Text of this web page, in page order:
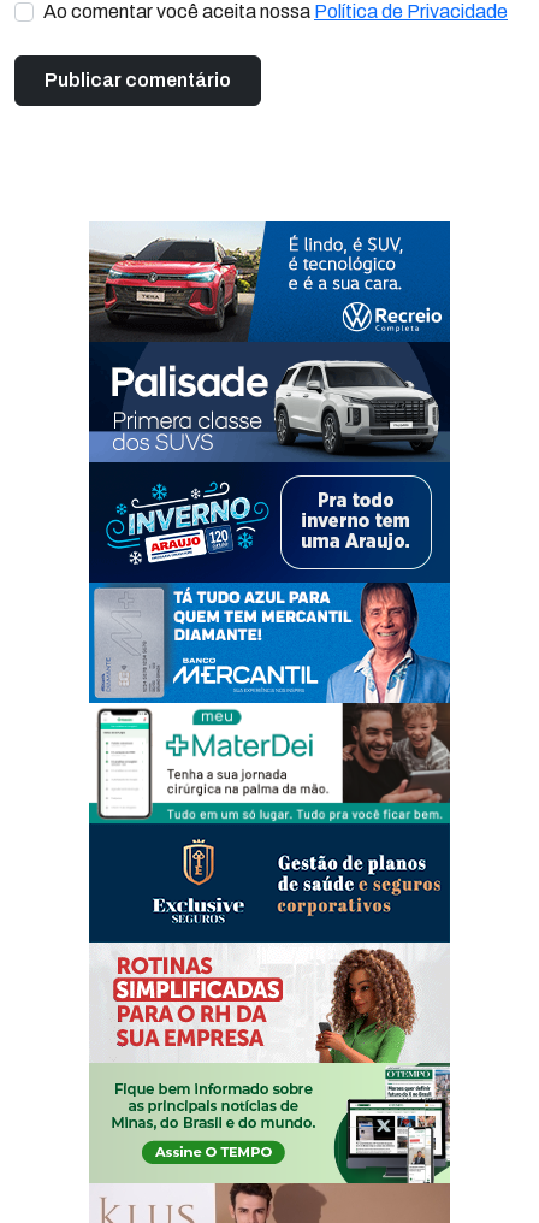
Ao comentar você aceita nossa Política de Privacidade